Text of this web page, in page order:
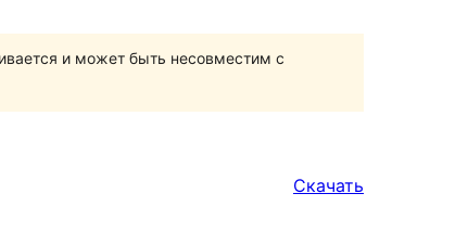
и может быть несовместим с
Скачать